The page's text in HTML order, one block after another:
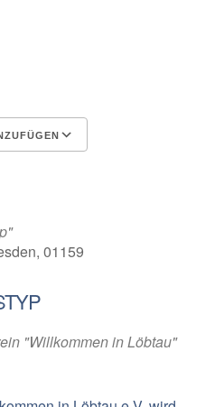
01159
"Willkommen in Löbtau"